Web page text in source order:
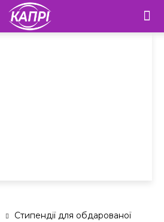
Стипендії для обдарованої